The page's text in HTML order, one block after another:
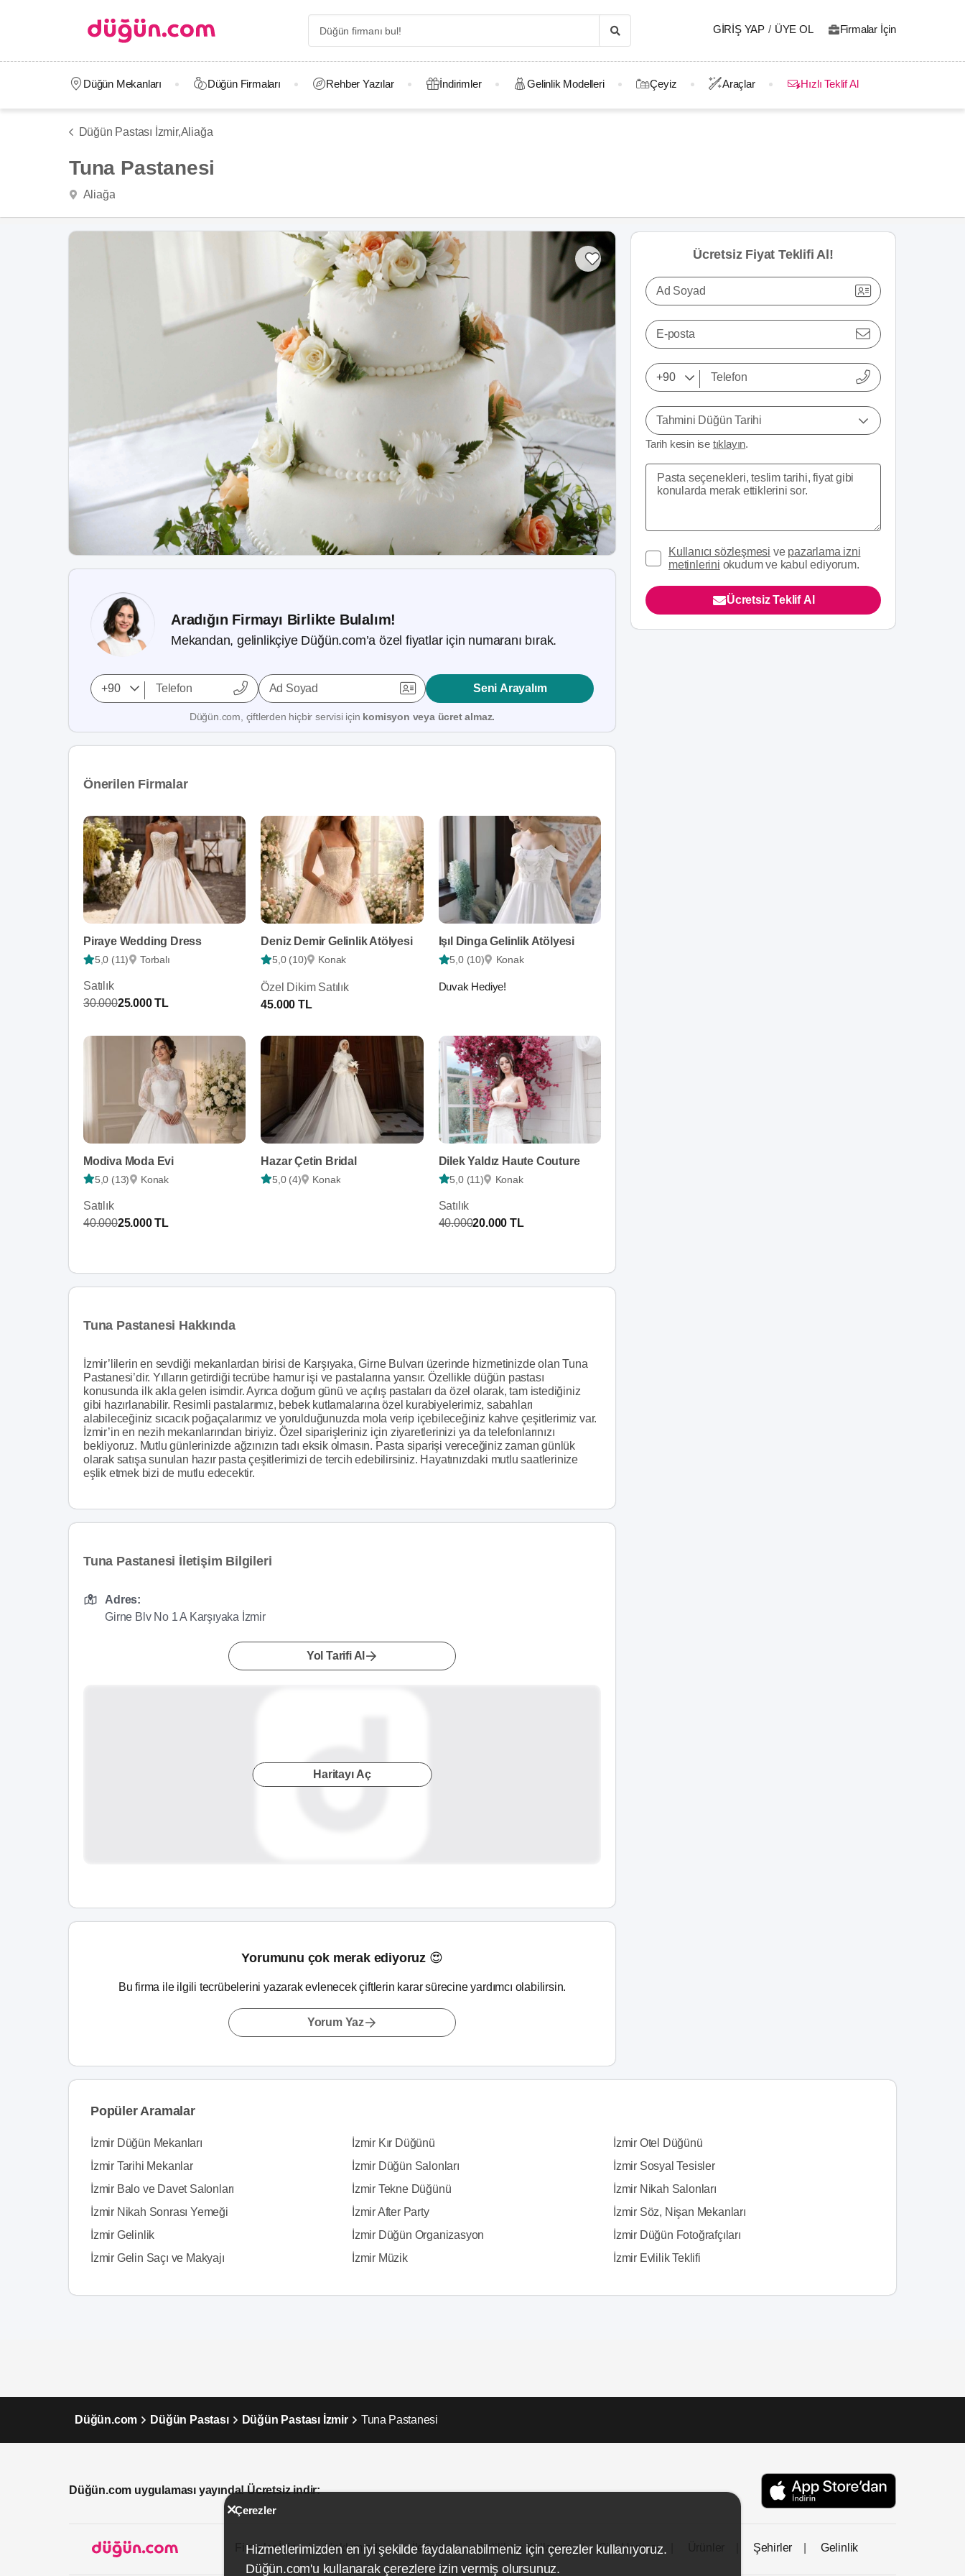
GIRIŞ YAP / ÜYE OL Firmalar İçin
Düğün Mekanları Düğün Firmaları Rehber Yazılar İndirimler Gelinlik Modelleri Çeyiz Araçlar Hızlı Teklif Al
Düğün Pastası İzmir,Aliağa
Tuna Pastanesi
Aliağa
Aradığın Firmayı Birlikte Bulalım!
Mekandan, gelinlikçiye Düğün.com’a özel fiyatlar için numaranı bırak.
Ad Soyad Seni Arayalım
Düğün.com, çiftlerden hiçbir servisi için komisyon veya ücret almaz.
Önerilen Firmalar
Piraye Wedding Dress
5,0 (11) Torbalı
Satılık
30.00025.000 TL
Deniz Demir Gelinlik Atölyesi
5,0 (10) Konak
Özel Dikim Satılık
45.000 TL
Işıl Dinga Gelinlik Atölyesi
5,0 (10) Konak
Duvak Hediye!
Modiva Moda Evi
5,0 (13) Konak
Satılık
40.00025.000 TL
Hazar Çetin Bridal
5,0 (4) Konak
Dilek Yaldız Haute Couture
5,0 (11) Konak
Satılık
40.00020.000 TL
Tuna Pastanesi Hakkında
İzmir’lilerin en sevdiği mekanlardan birisi de Karşıyaka, Girne Bulvarı üzerinde hizmetinizde olan Tuna
Pastanesi’dir. Yılların getirdiği tecrübe hamur işi ve pastalarına yansır. Özellikle düğün pastası
konusunda ilk akla gelen isimdir. Ayrıca doğum günü ve açılış pastaları da özel olarak, tam istediğiniz
gibi hazırlanabilir. Resimli pastalarımız, bebek kutlamalarına özel kurabiyelerimiz, sabahları
alabileceğiniz sıcacık poğaçalarımız ve yorulduğunuzda mola verip içebileceğiniz kahve çeşitlerimiz var.
İzmir’in en nezih mekanlarından biriyiz. Özel siparişleriniz için ziyaretlerinizi ya da telefonlarınızı
bekliyoruz. Mutlu günlerinizde ağzınızın tadı eksik olmasın. Pasta siparişi vereceğiniz zaman günlük
olarak satışa sunulan hazır pasta çeşitlerimizi de tercih edebilirsiniz. Hayatınızdaki mutlu saatlerinize
eşlik etmek bizi de mutlu edecektir.
Tuna Pastanesi İletişim Bilgileri
Adres:
Girne Blv No 1 A Karşıyaka İzmir
Yol Tarifi Al
Haritayı Aç
Yorumunu çok merak ediyoruz 😍
Bu firma ile ilgili tecrübelerini yazarak evlenecek çiftlerin karar sürecine yardımcı olabilirsin.
Yorum Yaz
Ücretsiz Fiyat Teklifi Al!
Ad Soyad
E-posta
Tahmini Düğün Tarihi
Tarih kesin ise tıklayın.
Kullanıcı sözleşmesi ve pazarlama izni
metinlerini okudum ve kabul ediyorum.
Ücretsiz Teklif Al
Popüler Aramalar
İzmir Düğün Mekanları İzmir Kır Düğünü
İzmir Otel Düğünü
İzmir Tarihi Mekanlar
İzmir Düğün Salonları
İzmir Sosyal Tesisler
İzmir Balo ve Davet Salonları
İzmir Tekne Düğünü
İzmir Nikah Salonları
İzmir Nikah Sonrası Yemeği
İzmir After Party
İzmir Söz, Nişan Mekanları
İzmir Gelinlik
İzmir Düğün Organizasyon
İzmir Düğün Fotoğrafçıları
İzmir Gelin Saçı ve Makyajı
İzmir Müzik İzmir Evlilik Teklifi
Düğün.com Düğün Pastası Düğün Pastası İzmir Tuna Pastanesi
Düğün.com uygulaması yayında! Ücretsiz indir:
Firmalar İçin Hakkımızda İletişim Gizlilik ve Kullanım Site Haritası Şehirler Gelinlik
Çerezler
Hizmetlerimizden en iyi şekilde faydalanabilmeniz için çerezler kullanıyoruz.
Düğün.com'u kullanarak çerezlere izin vermiş olursunuz.